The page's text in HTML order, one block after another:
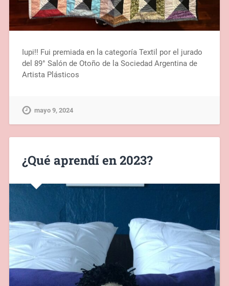
Iupi!! Fui premiada en la categoría Textil por el jurado
del 89° Salón de Otoño de la Sociedad Argentina de
Artista Plásticos
mayo 9, 2024
¿Qué aprendí en 2023?